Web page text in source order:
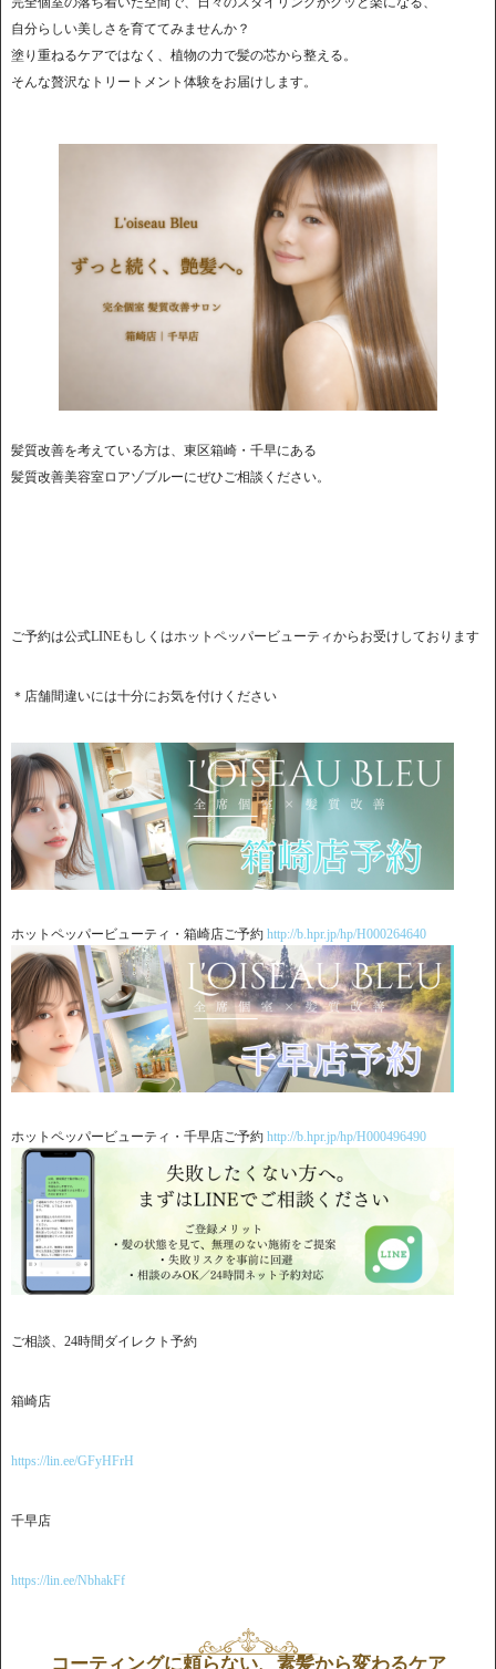
自分らしい美しさを育ててみませんか？
塗り重ねるケアではなく、植物の力で髪の芯から整える。
そんな贅沢なトリートメント体験をお届けします。
髪質改善を考えている方は、東区箱崎・千早にある
髪質改善美容室ロアゾブルーにぜひご相談ください。
ご予約は公式LINEもしくはホットペッパービューティからお受けしております
＊店舗間違いには十分にお気を付けください
ホットペッパービューティ・箱崎店ご予約 http://b.hpr.jp/hp/H000264640
ホットペッパービューティ・千早店ご予約 http://b.hpr.jp/hp/H000496490
ご相談、24時間ダイレクト予約
箱崎店
https://lin.ee/GFyHFrH
千早店
https://lin.ee/NbhakFf
コーティングに頼らない、素髪から変わるケア